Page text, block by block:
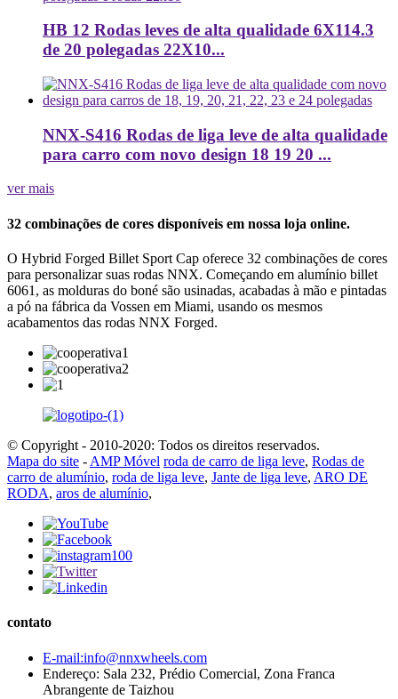
HB 12 Rodas leves de alta qualidade 6X114.3
de 20 polegadas 22X10...
NNX-S416 Rodas de liga leve de alta qualidade
para carro com novo design 18 19 20 ...
ver mais
32 combinações de cores disponíveis em nossa loja online.
O Hybrid Forged Billet Sport Cap oferece 32 combinações de cores
para personalizar suas rodas NNX. Começando em alumínio billet
6061, as molduras do boné são usinadas, acabadas à mão e pintadas
a pó na fábrica da Vossen em Miami, usando os mesmos
acabamentos das rodas NNX Forged.
© Copyright - 2010-2020: Todos os direitos reservados.
Mapa do site - AMP Móvel roda de carro de liga leve, Rodas de
carro de alumínio, roda de liga leve, Jante de liga leve, ARO DE
RODA, aros de alumínio,
contato
E-mail:info@nnxwheels.com
Endereço: Sala 232, Prédio Comercial, Zona Franca
Abrangente de Taizhou